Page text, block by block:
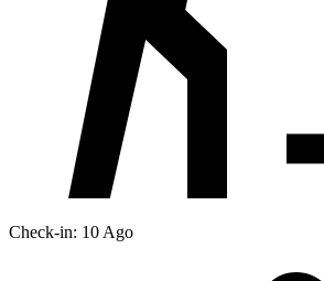
Check-in: 10 Ago